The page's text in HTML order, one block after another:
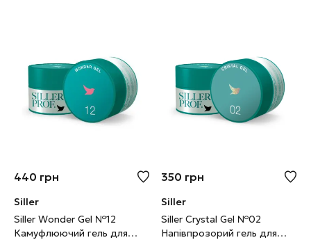
440 грн
Siller
Siller Wonder Gel №12
Камуфлюючий гель для
350 грн
Siller
Siller Crystal Gel №02
Напівпрозорий гель для